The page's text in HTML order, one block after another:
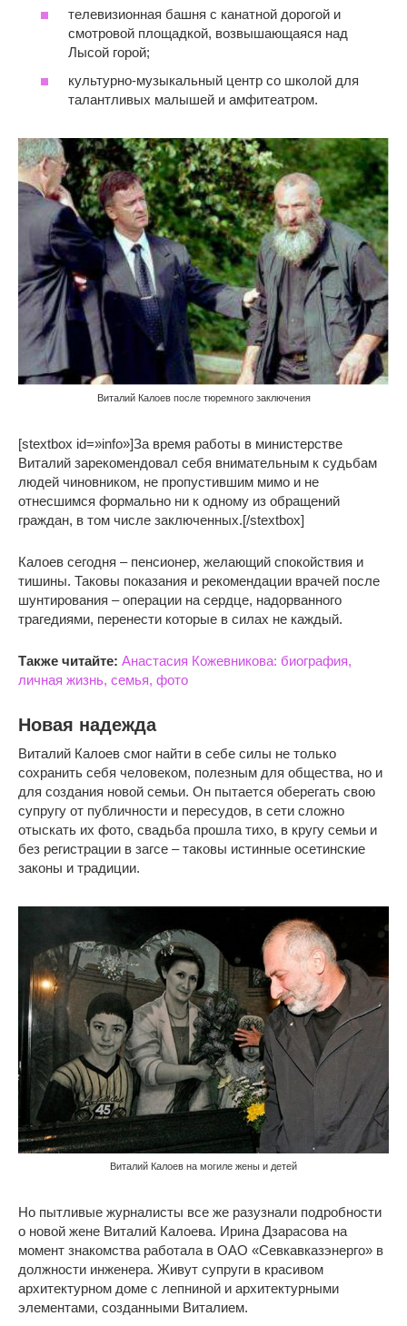
телевизионная башня с канатной дорогой и
смотровой площадкой, возвышающаяся над
Лысой горой;
культурно-музыкальный центр со школой для
талантливых малышей и амфитеатром.
Виталий Калоев после тюремного заключения
[stextbox id=»info»]За время работы в министерстве
Виталий зарекомендовал себя внимательным к судьбам
людей чиновником, не пропустившим мимо и не
отнесшимся формально ни к одному из обращений
граждан, в том числе заключенных.[/stextbox]
Калоев сегодня – пенсионер, желающий спокойствия и
тишины. Таковы показания и рекомендации врачей после
шунтирования – операции на сердце, надорванного
трагедиями, перенести которые в силах не каждый.
Также читайте: Анастасия Кожевникова: биография,
личная жизнь, семья, фото
Новая надежда
Виталий Калоев смог найти в себе силы не только
сохранить себя человеком, полезным для общества, но и
для создания новой семьи. Он пытается оберегать свою
супругу от публичности и пересудов, в сети сложно
отыскать их фото, свадьба прошла тихо, в кругу семьи и
без регистрации в загсе – таковы истинные осетинские
законы и традиции.
Виталий Калоев на могиле жены и детей
Но пытливые журналисты все же разузнали подробности
о новой жене Виталий Калоева. Ирина Дзарасова на
момент знакомства работала в ОАО «Севкавказэнерго» в
должности инженера. Живут супруги в красивом
архитектурном доме с лепниной и архитектурными
элементами, созданными Виталием.